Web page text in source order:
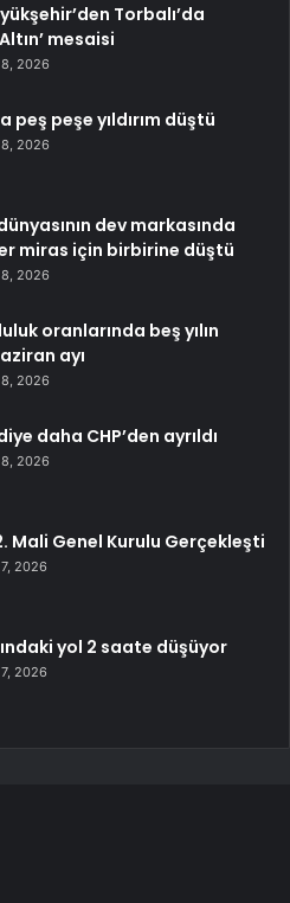
Torbalı’da
Altın’ mesaisi
2026
peş peşe yıldırım düştü
2026
dev markasında
miras için birbirine düştü
2026
oranlarında beş yılın
ayı
2026
daha CHP’den ayrıldı
2026
Mali Genel Kurulu Gerçekleşti
2026
yol 2 saate düşüyor
2026